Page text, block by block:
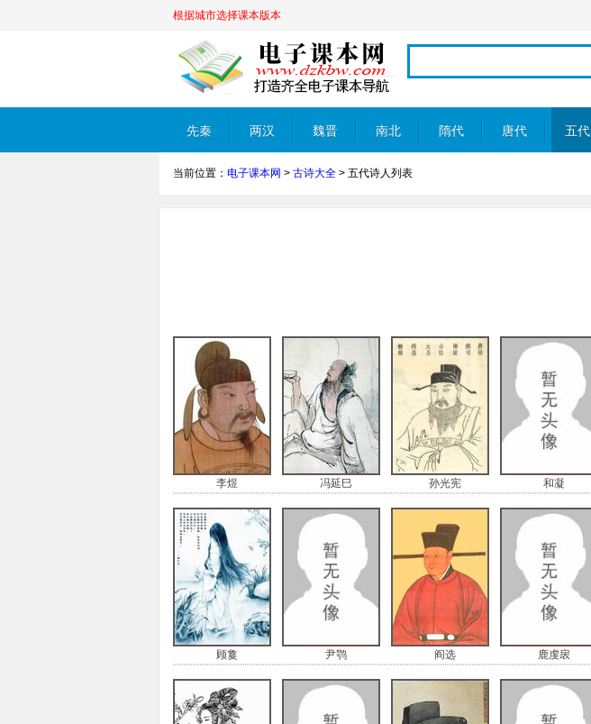
根据城市选择课本版本
先秦 两汉 魏晋 南北
朝
隋代 唐代 五代
当前位置： 电子课本网 > 古诗大全 > 五代诗人列表
李煜 冯延巳 孙光宪 和凝
顾敻 尹鹗 阎选 鹿虔扆